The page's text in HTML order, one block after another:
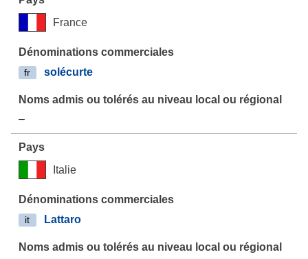
France
fr solécurte
–
Italie
it Lattaro